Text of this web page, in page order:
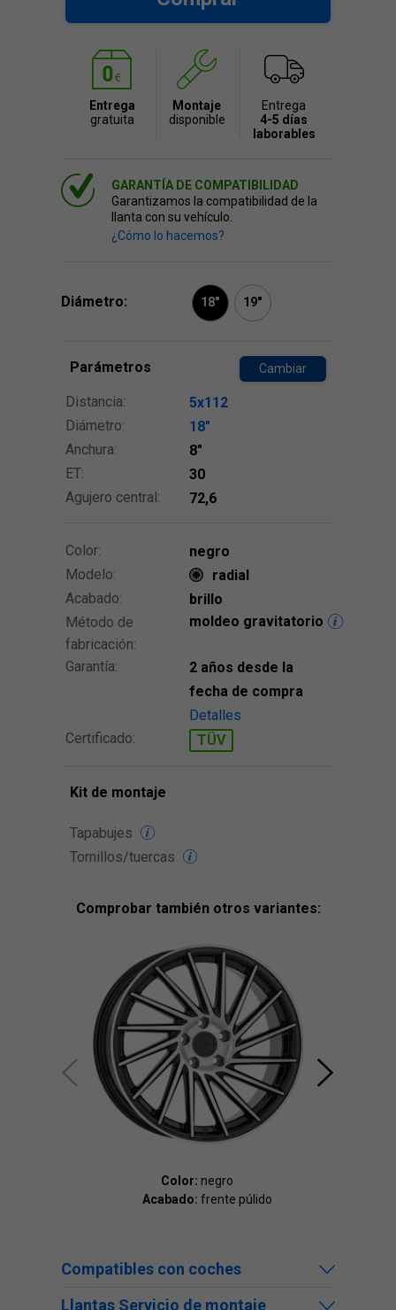
Entrega
gratuita
Montaje
disponible
Entrega
4-5 días
laborables
GARANTÍA DE COMPATIBILIDAD
Garantizamos la compatibilidad de la
llanta con su vehículo.
¿Cómo lo hacemos?
Diámetro: 18" 19"
Parámetros Cambiar
Distancia:
5x112
Diámetro:
18″
Anchura:
8″
ET:
30
Agujero central:
72,6
Color:
negro
Modelo:
radial
Acabado:
brillo
Método de
fabricación:
moldeo gravitatorio
Garantía:
2 años desde la
fecha de compra
Detalles
Certificado:
TÜV
Kit de montaje
Tapabujes
Tornillos/tuercas
Comprobar también otros variantes:
Color: negro
Acabado: frente púlido
Compatibles con coches
Llantas Servicio de montaje